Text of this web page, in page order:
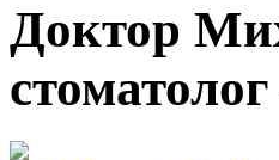
Доктор